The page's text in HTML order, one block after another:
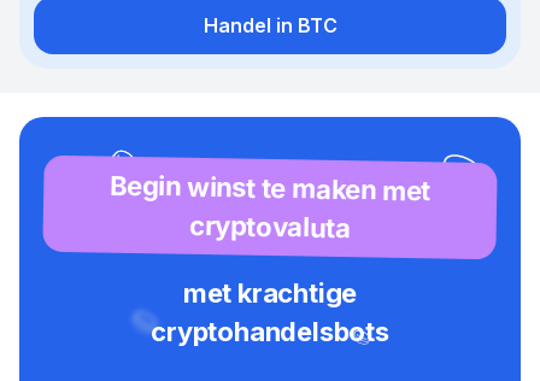
Handel in BTC
Begin winst te maken met
cryptovaluta
met krachtige
cryptohandelsbots